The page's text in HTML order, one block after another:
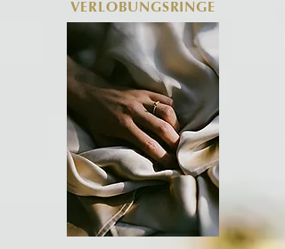
VERLOBUNGSRINGE